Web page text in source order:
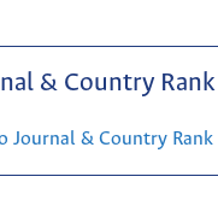
& Country Rank